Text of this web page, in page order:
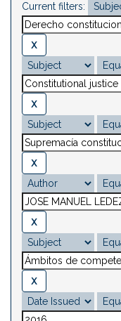
Current filters: